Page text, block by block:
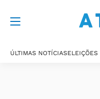
ÚLTIMAS NOTÍCIAS